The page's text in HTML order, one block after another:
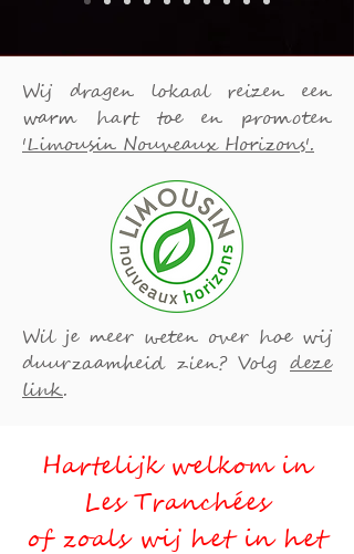
Wij dragen lokaal reizen een
warm hart toe en promoten
'Limousin Nouveaux Horizons'.
Wil je meer weten over hoe wij
duurzaamheid zien? Volg deze
link.
Hartelijk welkom in
Les Tranchées
of zoals wij het in het